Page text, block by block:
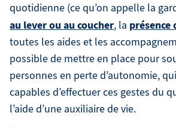
quotidienne (ce qu’on appelle la
au lever ou au coucher, la présence
toutes les aides et les
possible de mettre en place pour
personnes en perte d’autonomie,
capables d’effectuer ces gestes du
l’aide d’une auxiliaire de vie.